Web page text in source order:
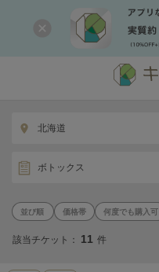
北海道
ボトックス
価格帯 何度でも購入可
該当チケット： 11 件